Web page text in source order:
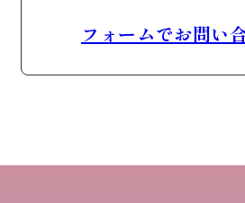
フォームでお問い